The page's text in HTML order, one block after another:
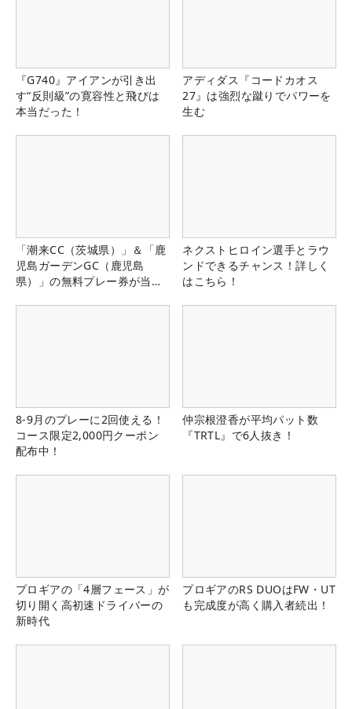
『G740』アイアンが引き出
す“反則級”の寛容性と飛びは
本当だった！
アディダス『コードカオス
27』は強烈な蹴りでパワーを
生む
「潮来CC（茨城県）」＆「鹿
児島ガーデンGC（鹿児島
県）」の無料プレー券が当た
ネクストヒロイン選手とラウ
ンドできるチャンス！詳しく
はこちら！
8-9月のプレーに2回使える！
コース限定2,000円クーポン
配布中！
仲宗根澄香が平均パット数
『TRTL』で6人抜き！
プロギアの「4層フェース」が
切り開く高初速ドライバーの
新時代
プロギアのRS DUOはFW・UT
も完成度が高く購入者続出！